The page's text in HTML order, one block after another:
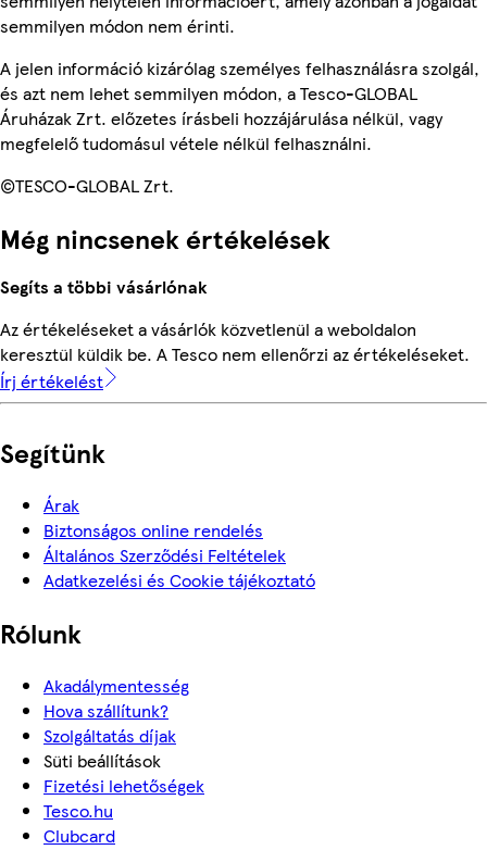
semmilyen módon nem érinti.
A jelen információ kizárólag személyes felhasználásra szolgál,
és azt nem lehet semmilyen módon, a Tesco-GLOBAL
Áruházak Zrt. előzetes írásbeli hozzájárulása nélkül, vagy
megfelelő tudomásul vétele nélkül felhasználni.
©TESCO-GLOBAL Zrt.
Még nincsenek értékelések
Segíts a többi vásárlónak
Az értékeléseket a vásárlók közvetlenül a weboldalon
keresztül küldik be. A Tesco nem ellenőrzi az értékeléseket.
Írj értékelést
Segítünk
Árak
Biztonságos online rendelés
Általános Szerződési Feltételek
Adatkezelési és Cookie tájékoztató
Rólunk
Akadálymentesség
Hova szállítunk?
Szolgáltatás díjak
Süti beállítások
Fizetési lehetőségek
Tesco.hu
Clubcard